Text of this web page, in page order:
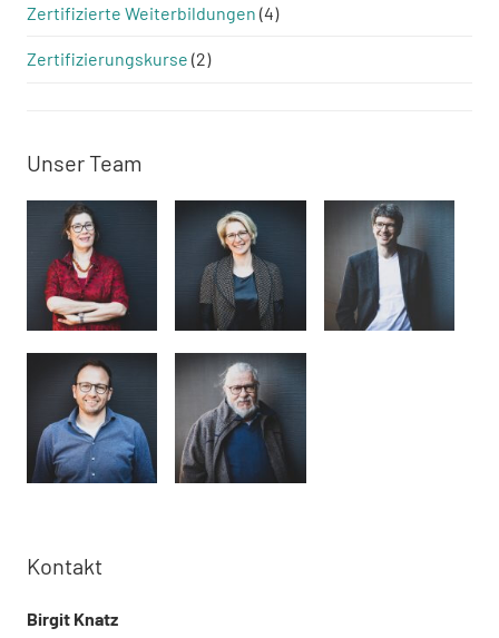
Zertifizierte Weiterbildungen (4)
Zertifizierungskurse (2)
Unser Team
Kontakt
Birgit Knatz